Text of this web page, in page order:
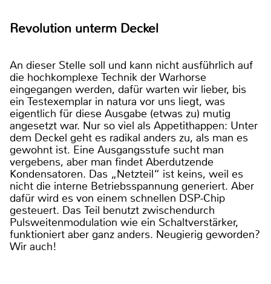
Revolution unterm Deckel
An dieser Stelle soll und kann nicht ausführlich auf
die hochkomplexe Technik der Warhorse
eingegangen werden, dafür warten wir lieber, bis
ein Testexemplar in natura vor uns liegt, was
eigentlich für diese Ausgabe (etwas zu) mutig
angesetzt war. Nur so viel als Appetithappen: Unter
dem Deckel geht es radikal anders zu, als man es
gewohnt ist. Eine Ausgangsstufe sucht man
vergebens, aber man findet Aberdutzende
Kondensatoren. Das „Netzteil“ ist keins, weil es
nicht die interne Betriebsspannung generiert. Aber
dafür wird es von einem schnellen DSP-Chip
gesteuert. Das Teil benutzt zwischendurch
Pulsweitenmodulation wie ein Schaltverstärker,
funktioniert aber ganz anders. Neugierig geworden?
Wir auch!